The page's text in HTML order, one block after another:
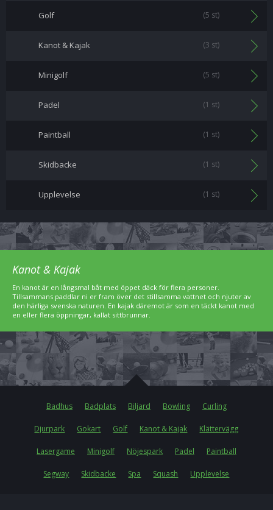
Golf (5 st)
Kanot & Kajak (3 st)
Minigolf (5 st)
Padel (1 st)
Paintball (1 st)
Skidbacke (1 st)
Upplevelse (1 st)
Kanot & Kajak
En kanot är en långsmal båt med öppet däck för flera personer.
Tillsammans paddlar ni er fram över det stillsamma vattnet och njuter av
den härliga svenska naturen. En kajak däremot är som en täckt kanot med
en eller flera öppningar, kallat sittbrunnar.
Badhus Badplats Biljard Bowling Curling
Djurpark Gokart Golf Kanot & Kajak Klättervägg
Lasergame Minigolf Nöjespark Padel Paintball
Segway Skidbacke Spa Squash Upplevelse